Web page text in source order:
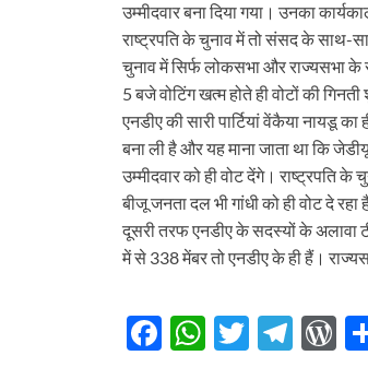
उम्मीदवार बना दिया गया। उनका
राष्ट्रपति के चुनाव में तो संसद के साथ-
चुनाव में सिर्फ लोकसभा और राज्यसभा
5 बजे वोटिंग खत्म होते ही वोटों की
एनडीए की सारी पार्टियां वेंकैया नायडू
बना ली है और यह माना जाता था कि
उम्मीदवार को ही वोट देंगे। राष्ट्रपति
बीजू जनता दल भी गांधी को ही वोट दे
दूसरी तरफ एनडीए के सदस्यों के अलावा
में से 338 मेंबर तो एनडीए के ही हैं।
F
W T
T